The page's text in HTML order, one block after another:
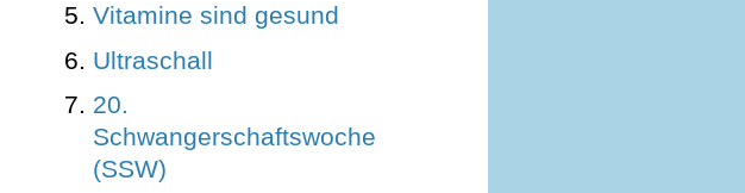
Vitamine sind gesund
Ultraschall
20.
Schwangerschaftswoche
(SSW)